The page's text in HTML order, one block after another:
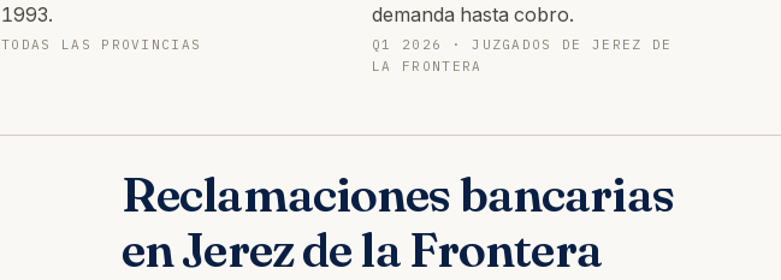
1993.
TODAS LAS PROVINCIAS
demanda hasta cobro.
Q1 2026 · JUZGADOS DE JEREZ DE
LA FRONTERA
Reclamaciones bancarias
en Jerez de la Frontera